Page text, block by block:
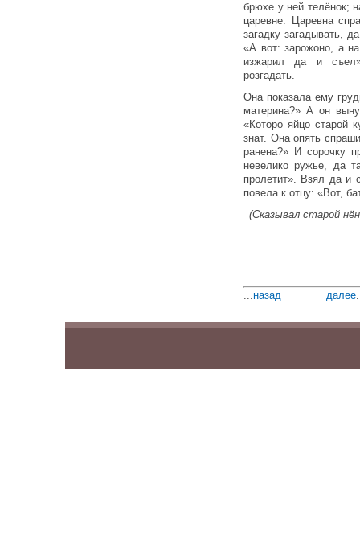
брюхе у ней телёнок;
царевне. Царевна
загадку загадывать,
«А вот: зарожоно, а
изжарил да и
розгадать.
Она показала ему
материна?» А он
«Которо яйцо старой
знат. Она опять
ранена?» И сорочку
невелико ружье, да
пролетит». Взял да и
повела к отцу: «Вот,
(Сказывал старой
...назад далее